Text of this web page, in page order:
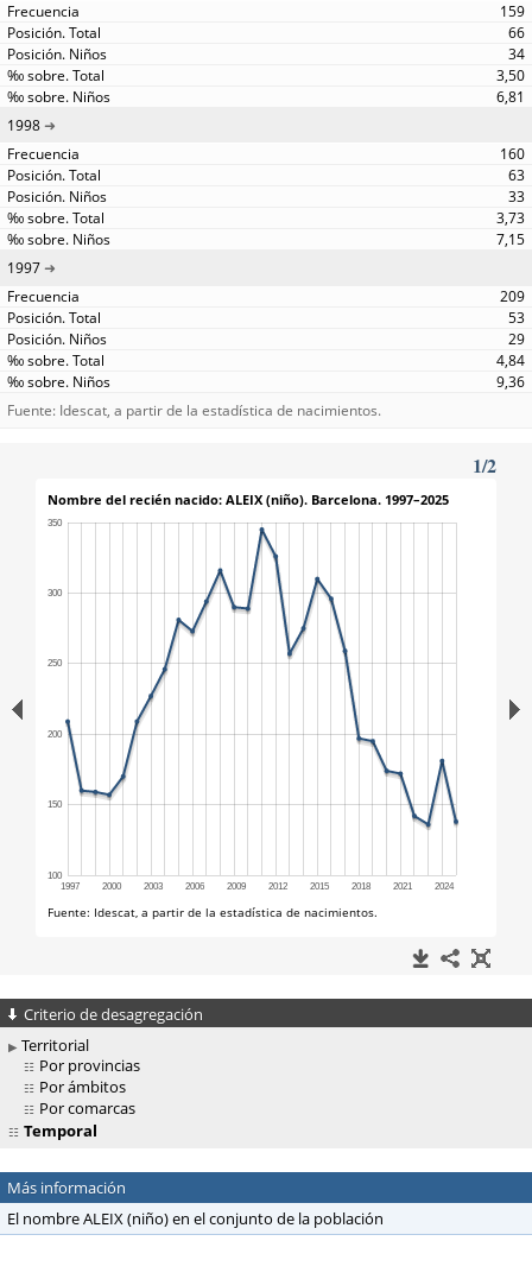
159
66
34
3,50
6,81
1998
160
63
33
3,73
7,15
1997
209
53
29
4,84
9,36
Fuente: Idescat, a partir de la estadística de nacimientos.
Criterio de desagregación
Territorial
Por provincias
Por ámbitos
Por comarcas
Temporal
Más información
El nombre ALEIX (niño) en el conjunto de la población